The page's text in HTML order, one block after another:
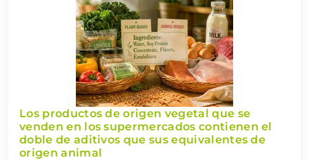
Los productos de origen vegetal que se
venden en los supermercados contienen el
doble de aditivos que sus equivalentes de
origen animal